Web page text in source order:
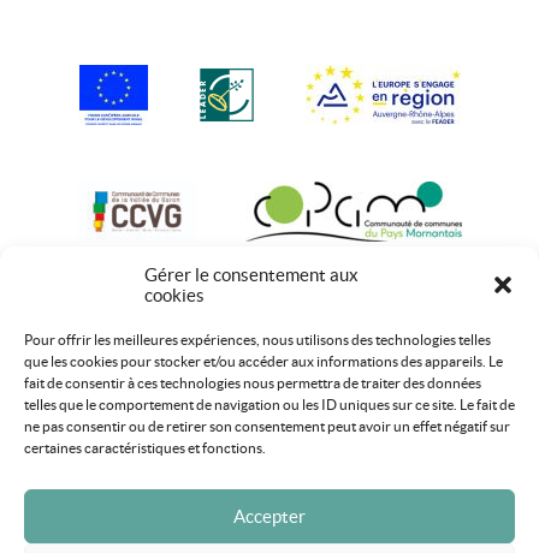
Gérer le consentement aux
cookies
Pour offrir les meilleures expériences, nous utilisons des technologies telles
que les cookies pour stocker et/ou accéder aux informations des appareils. Le
fait de consentir à ces technologies nous permettra de traiter des données
telles que le comportement de navigation ou les ID uniques sur ce site. Le fait de
ne pas consentir ou de retirer son consentement peut avoir un effet négatif sur
certaines caractéristiques et fonctions.
Accepter